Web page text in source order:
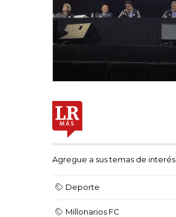
Agregue a sus temas de interés
Deporte
Millonarios FC